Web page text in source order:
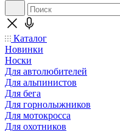
Каталог
Новинки
Носки
Для автолюбителей
Для альпинистов
Для бега
Для горнолыжников
Для мотокросса
Для охотников